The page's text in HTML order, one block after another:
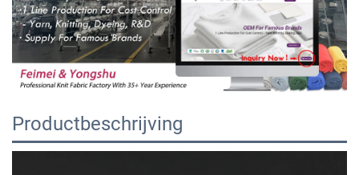
Productbeschrijving